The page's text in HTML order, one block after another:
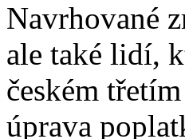
Navrhované
ale také lidí,
českém
úprava